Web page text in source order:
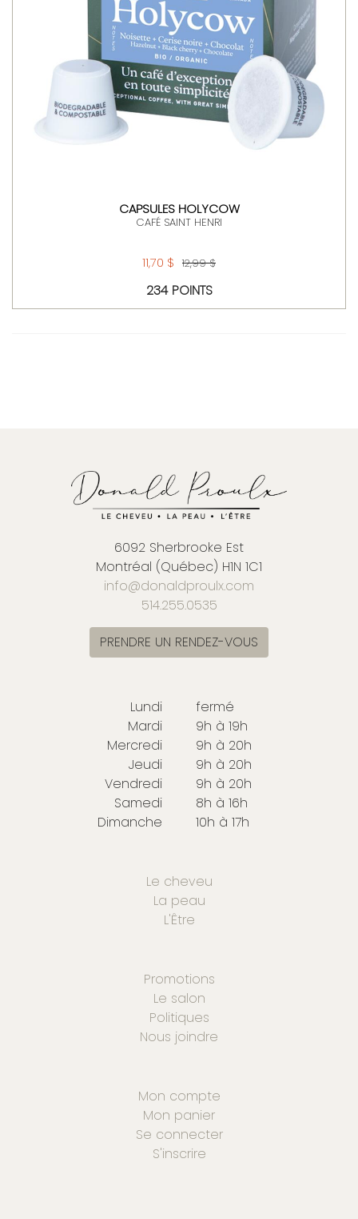
CAPSULES HOLYCOW
CAFÉ SAINT HENRI
11,70 $ 12,99 $
234 POINTS
6092 Sherbrooke Est
Montréal (Québec) H1N 1C1
info@donaldproulx.com
514.255.0535
PRENDRE UN RENDEZ-VOUS
Lundi
fermé
Mardi
9h à 19h
Mercredi
9h à 20h
Jeudi
9h à 20h
Vendredi
9h à 20h
Samedi
8h à 16h
Dimanche
10h à 17h
Le cheveu
La peau
L'Être
Promotions
Le salon
Politiques
Nous joindre
Mon compte
Mon panier
Se connecter
S'inscrire